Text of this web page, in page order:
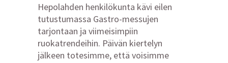
Hepolahden henkilökunta kävi eilen
tutustumassa Gastro-messujen
tarjontaan ja viimeisimpiin
ruokatrendeihin. Päivän kiertelyn
jälkeen totesimme, että voisimme